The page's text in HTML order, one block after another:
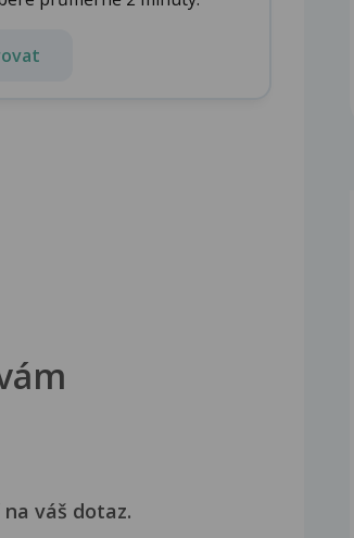
váš dotaz.